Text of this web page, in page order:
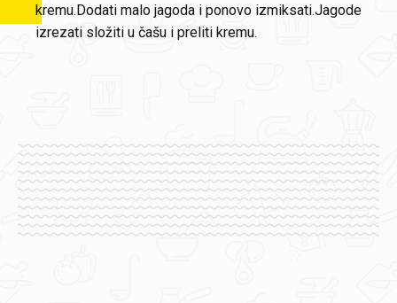
kremu.Dodati malo jagoda i ponovo izmiksati.Jagode
izrezati složiti u čašu i preliti kremu.